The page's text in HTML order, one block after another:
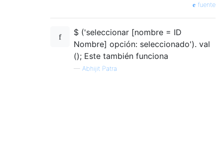
fuente
$ ('seleccionar [nombre = ID
Nombre] opción: seleccionado'). val
(); Este también funciona
— Abhijit Patra